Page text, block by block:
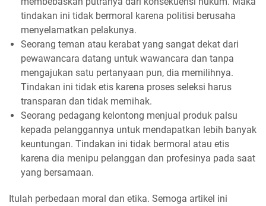
tindakan ini tidak bermoral karena politisi berusaha
menyelamatkan pelakunya.
Seorang teman atau kerabat yang sangat dekat dari
pewawancara datang untuk wawancara dan tanpa
mengajukan satu pertanyaan pun, dia memilihnya.
Tindakan ini tidak etis karena proses seleksi harus
transparan dan tidak memihak.
Seorang pedagang kelontong menjual produk palsu
kepada pelanggannya untuk mendapatkan lebih banyak
keuntungan. Tindakan ini tidak bermoral atau etis
karena dia menipu pelanggan dan profesinya pada saat
yang bersamaan.
Itulah perbedaan moral dan etika. Semoga artikel ini